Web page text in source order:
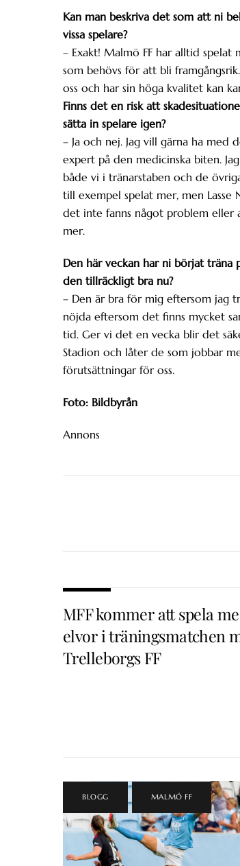
Kan man beskriva det som att ni
vissa spelare?
– Exakt! Malmö FF har alltid
som behövs för att bli
oss och har sin höga kvalitet kan
Finns det en risk att
sätta in spelare igen?
– Ja och nej. Jag vill gärna ha
expert på den medicinska biten.
både vi i tränarstaben och de
till exempel spelat mer, men
det inte fanns något problem eller
mer.
Den här veckan har ni börjat träna
den tillräckligt bra nu?
– Den är bra för mig eftersom jag
nöjda eftersom det finns mycket
tid. Ger vi det en vecka blir det
Stadion och låter de som jobbar
förutsättningar för oss.
Foto: Bildbyrån
Annons
MFF kommer att spela
elvor i träningsmatchen
Trelleborgs FF
BLOGG MALMÖ FF